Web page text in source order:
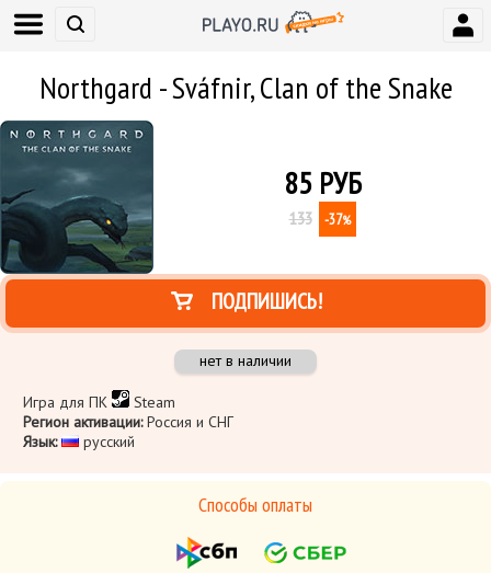
Northgard - Sváfnir, Clan of the Snake
85РУБ
133 -37%
ПОДПИШИСЬ!
нет в наличии
Игра для ПК
Steam
Регион активации:Россия и СНГ
Язык:
​ русский
Способы оплаты